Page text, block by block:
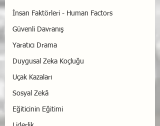
İnsan Faktörleri - Human Factors
Güvenli Davranış
Yaratıcı Drama
Duygusal Zeka Koçluğu
Uçak Kazaları
Sosyal Zekâ
Eğiticinin Eğitimi